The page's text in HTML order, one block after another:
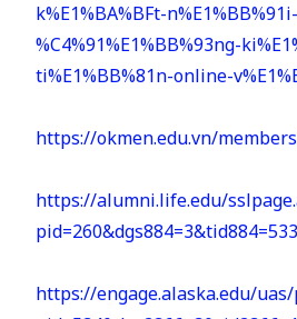
k%E1%BA%BFt-
%C4%91%E1%BB%93ng-
ti%E1%BB%81n-online-
https://okmen.edu.vn/
https://alumni.life.edu/
https://engage.alaska.edu/uas/